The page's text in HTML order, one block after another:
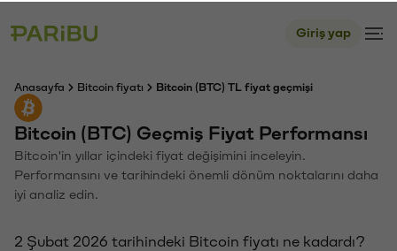
Giriş yap
Anasayfa Bitcoin fiyatı Bitcoin (BTC) TL fiyat geçmişi
Bitcoin (BTC) Geçmiş Fiyat Performansı
Bitcoin'in yıllar içindeki fiyat değişimini inceleyin.
Performansını ve tarihindeki önemli dönüm noktalarını daha
iyi analiz edin.
2 Şubat 2026 tarihindeki Bitcoin fiyatı ne kadardı?